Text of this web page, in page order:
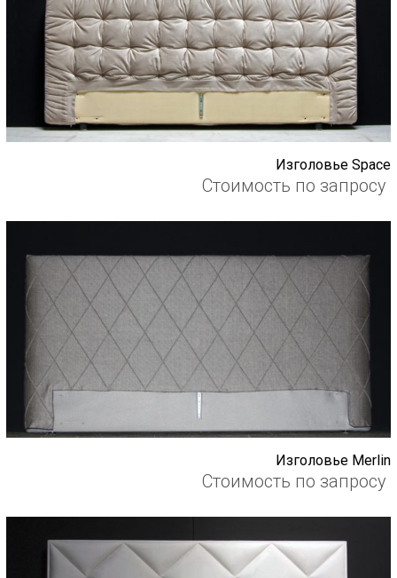
Изголовье Space
Стоимость по запросу
Изголовье Merlin
Стоимость по запросу